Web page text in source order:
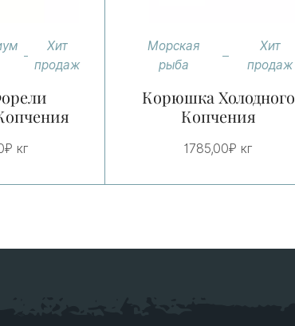
Хит
продаж
₽ кг
Морская
рыба
Хит
продаж
Корюшка Холодного
Копчения
1785,00₽ кг